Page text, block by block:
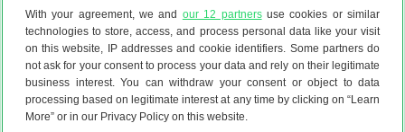
With your agreement, we and our 12 partnersuse cookies or similar
technologies to store, access, and process personal data like your visit
on this website, IP addresses and cookie identifiers. Some partners do
not ask for your consent to process your data and rely on their legitimate
business interest. You can withdraw your consent or object to data
processing based on legitimate interest at any time by clicking on “Learn
More” or in our Privacy Policy on this website.
en wanneer het gunstig is om de batterij op te laden met
opgewekte zonne-energie. Is stroom juist duur, dan
gebruikt de batterij de opgeslagen energie om apparaten in
huis van stroom te voorzien, bijvoorbeeld wanneer je ’s
avonds een wasje draait.
In de eigenverbruikmodus wordt overtollige zonnestroom